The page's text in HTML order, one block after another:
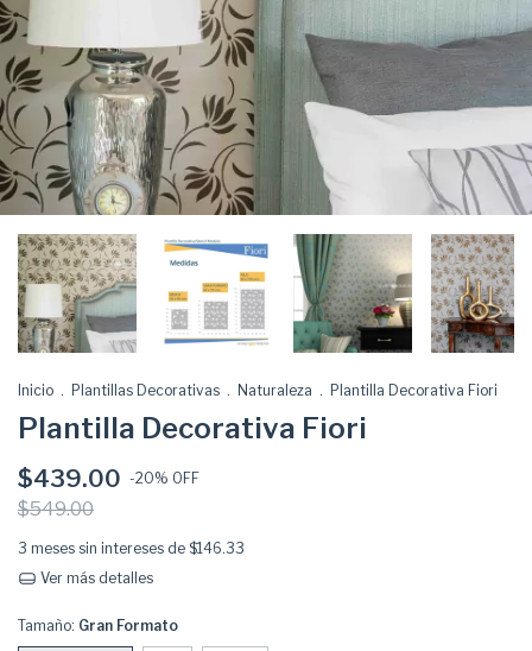
Inicio . Plantillas Decorativas . Naturaleza . Plantilla Decorativa Fiori
Plantilla Decorativa Fiori
$439.00 -20% OFF
$549.00
3 meses sin intereses de $146.33
Ver más detalles
Tamaño: Gran Formato